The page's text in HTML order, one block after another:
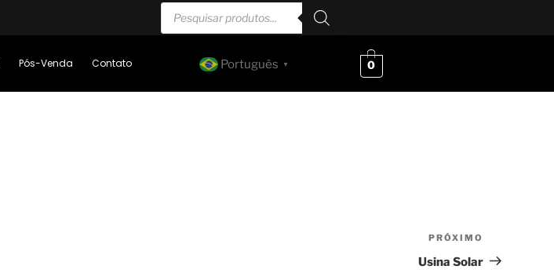
Pós-Venda Contato Português ▼ 0
PRÓXIMO
Usina Solar